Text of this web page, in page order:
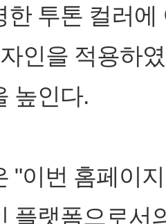
한 투톤 컬러
인을 적용하
높인다.
"이번 홈페이
플랫폼으로서